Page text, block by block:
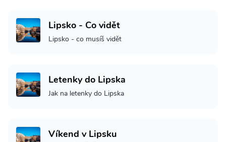
Lipsko - Co vidět
Lipsko - co musíš vidět
Letenky do Lipska
Jak na letenky do Lipska
Víkend v Lipsku